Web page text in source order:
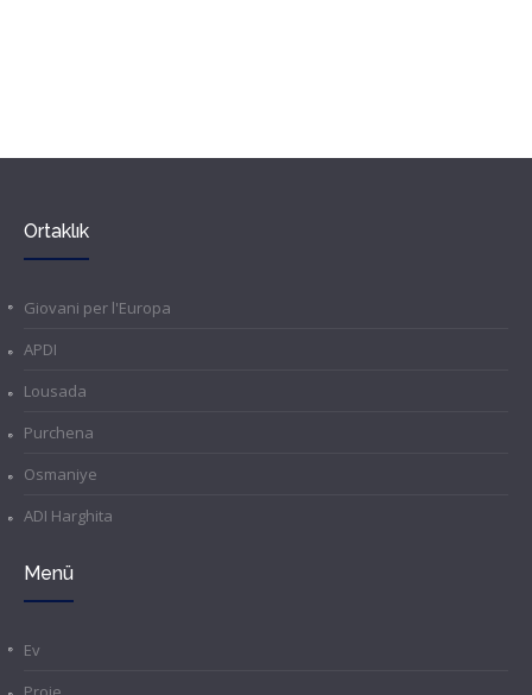
Ortaklık
Giovani per l'Europa
APDI
Lousada
Purchena
Osmaniye
ADI Harghita
Menü
Ev